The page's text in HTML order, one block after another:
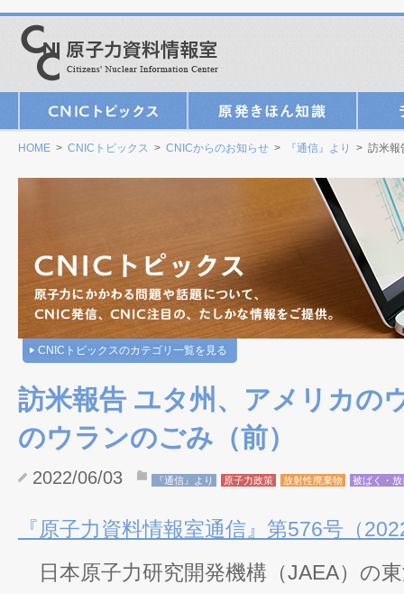
HOME > CNICトピックス > CNICからのお知らせ > 『通信』より > 訪米報
CNICトピックスのカテゴリ一覧を見る
訪米報告 ユタ州、アメリカの
のウランのごみ（前）
2022/06/03 『通信』より 原子力政策 放射性廃棄物 被ばく・放
『原子力資料情報室通信』第576号（
日本原子力研究開発機構（JAEA）の